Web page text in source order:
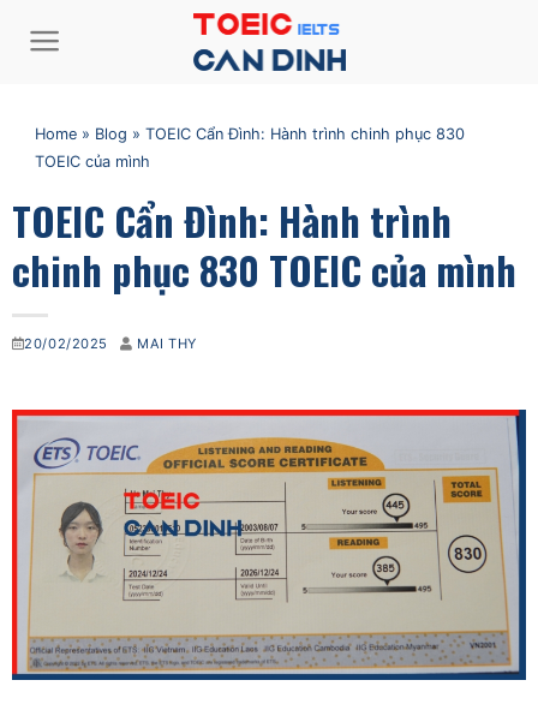
qua
Home » Blog » TOEIC Cẩn Đình: Hành trình chinh phục 830
TOEIC của mình
TOEIC Cẩn Đình: Hành trình
chinh phục 830 TOEIC của mình
20/02/2025 MAI THY